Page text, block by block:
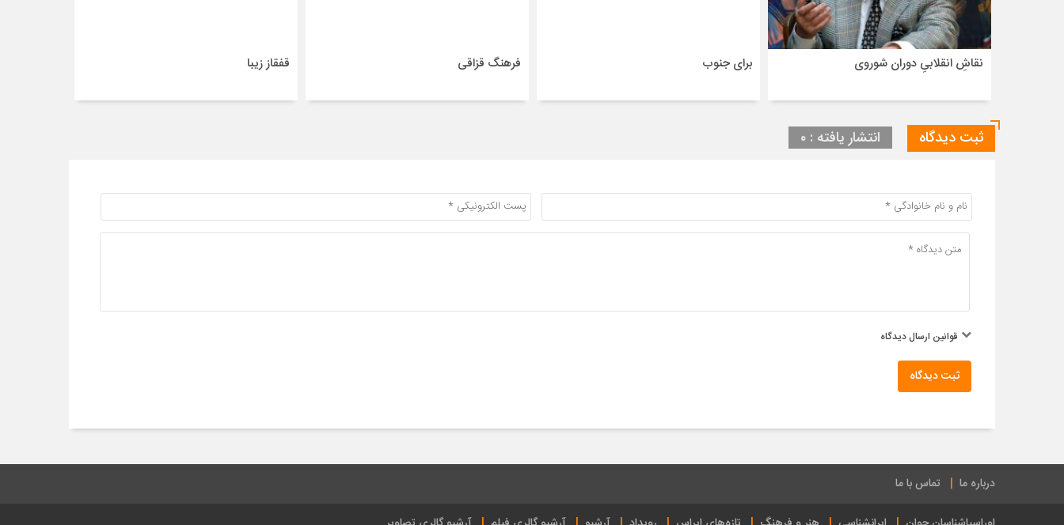
نقاشِ انقلابیِ دوران شوروی برای جنوب فرهنگ قزاقی قفقاز زیبا
ثبت دیدگاه انتشار یافته : ۰
قوانین ارسال دیدگاه
ثبت دیدگاه
درباره ما تماس با ما